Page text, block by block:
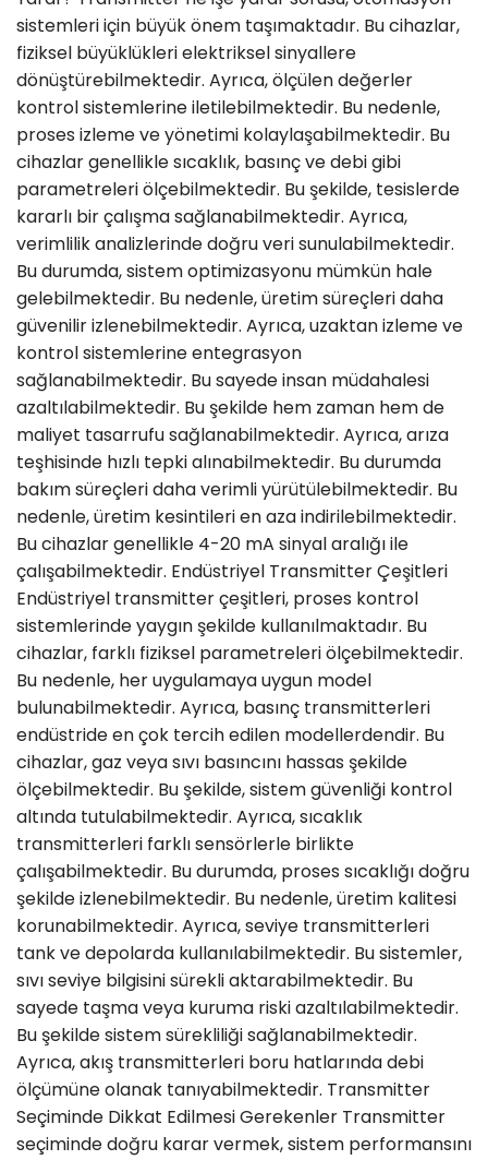
sistemleri için büyük önem taşımaktadır. Bu cihazlar,
fiziksel büyüklükleri elektriksel sinyallere
dönüştürebilmektedir. Ayrıca, ölçülen değerler
kontrol sistemlerine iletilebilmektedir. Bu nedenle,
proses izleme ve yönetimi kolaylaşabilmektedir. Bu
cihazlar genellikle sıcaklık, basınç ve debi gibi
parametreleri ölçebilmektedir. Bu şekilde, tesislerde
kararlı bir çalışma sağlanabilmektedir. Ayrıca,
verimlilik analizlerinde doğru veri sunulabilmektedir.
Bu durumda, sistem optimizasyonu mümkün hale
gelebilmektedir. Bu nedenle, üretim süreçleri daha
güvenilir izlenebilmektedir. Ayrıca, uzaktan izleme ve
kontrol sistemlerine entegrasyon
sağlanabilmektedir. Bu sayede insan müdahalesi
azaltılabilmektedir. Bu şekilde hem zaman hem de
maliyet tasarrufu sağlanabilmektedir. Ayrıca, arıza
teşhisinde hızlı tepki alınabilmektedir. Bu durumda
bakım süreçleri daha verimli yürütülebilmektedir. Bu
nedenle, üretim kesintileri en aza indirilebilmektedir.
Bu cihazlar genellikle 4-20 mA sinyal aralığı ile
çalışabilmektedir. Endüstriyel Transmitter Çeşitleri
Endüstriyel transmitter çeşitleri, proses kontrol
sistemlerinde yaygın şekilde kullanılmaktadır. Bu
cihazlar, farklı fiziksel parametreleri ölçebilmektedir.
Bu nedenle, her uygulamaya uygun model
bulunabilmektedir. Ayrıca, basınç transmitterleri
endüstride en çok tercih edilen modellerdendir. Bu
cihazlar, gaz veya sıvı basıncını hassas şekilde
ölçebilmektedir. Bu şekilde, sistem güvenliği kontrol
altında tutulabilmektedir. Ayrıca, sıcaklık
transmitterleri farklı sensörlerle birlikte
çalışabilmektedir. Bu durumda, proses sıcaklığı doğru
şekilde izlenebilmektedir. Bu nedenle, üretim kalitesi
korunabilmektedir. Ayrıca, seviye transmitterleri
tank ve depolarda kullanılabilmektedir. Bu sistemler,
sıvı seviye bilgisini sürekli aktarabilmektedir. Bu
sayede taşma veya kuruma riski azaltılabilmektedir.
Bu şekilde sistem sürekliliği sağlanabilmektedir.
Ayrıca, akış transmitterleri boru hatlarında debi
ölçümüne olanak tanıyabilmektedir. Transmitter
Seçiminde Dikkat Edilmesi Gerekenler Transmitter
seçiminde doğru karar vermek, sistem performansını